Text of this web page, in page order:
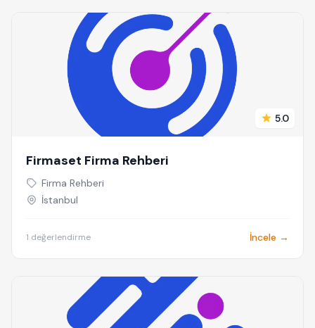
5.0
Firmaset Firma Rehberi
Firma Rehberi
İstanbul
1 değerlendirme İncele →